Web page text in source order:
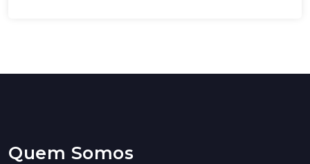
Quem Somos